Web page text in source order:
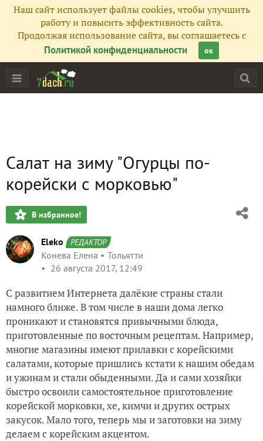
Наш сайт использует файлы cookies, чтобы улучшить
работу и повысить эффективность сайта.
Продолжая использование сайта, вы соглашаетесь с
Политикой конфиденциальности
ок
Салат на зиму "Огурцы по-
корейски с морковью"
В избранное!
Eleko РЕДАКТОР
Конева Елена
Тольятти
26 августа 2017, 12:49
С развитием Интернета далёкие страны стали
намного ближе. В том числе в наши дома легко
проникают и становятся привычными блюда,
приготовленные по восточным рецептам. Например,
многие магазины имеют прилавки с корейскими
салатами, которые пришлись кстати к нашим обедам
и ужинам и стали обыденными. Да и сами хозяйки
быстро освоили самостоятельное приготовление
корейской морковки, хе, кимчи и других острых
закусок. Мало того, теперь мы и заготовки на зиму
делаем с корейским акцентом.